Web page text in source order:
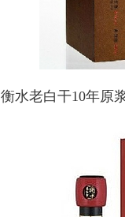
衡水老白干10年原